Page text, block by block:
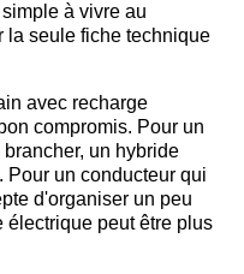
à vivre au
la seule fiche technique
avec recharge
compromis. Pour un
un hybride
Pour un conducteur qui
d'organiser un peu
électrique peut être plus